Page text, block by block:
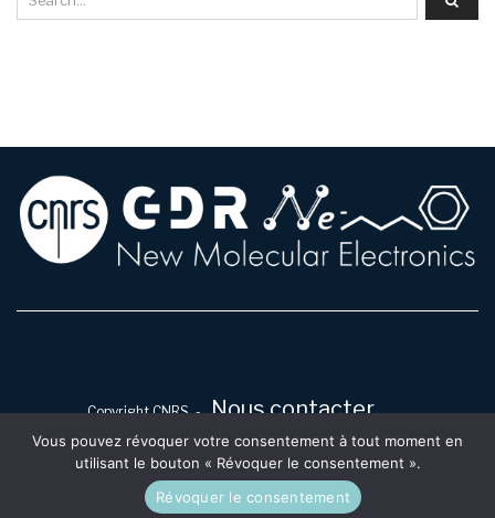
Copyright CNRS -Nous contacter
Crédits et Mentions légales
Vous pouvez révoquer votre consentement à tout moment en
utilisant le bouton « Révoquer le consentement ».
Révoquer le consentement